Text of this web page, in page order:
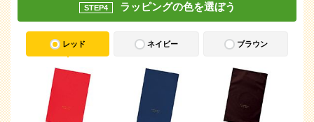
STEP4 ラッピングの色を選ぼう
レッド ネイビー ブラウン